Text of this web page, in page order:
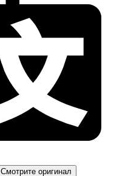
Смотрите оригинал